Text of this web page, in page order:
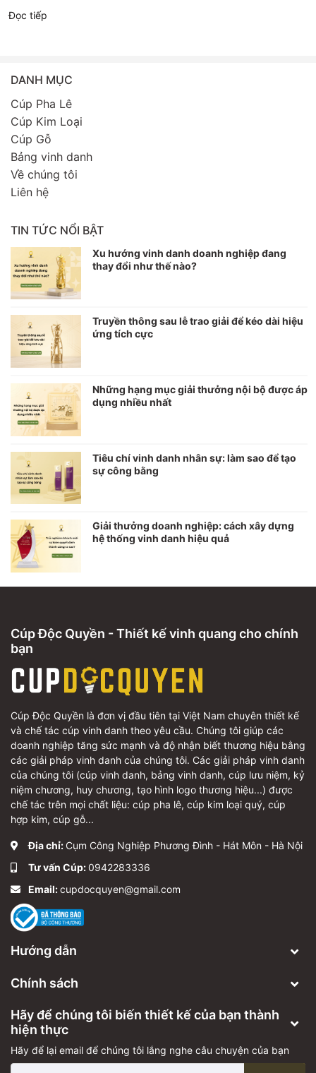
Đọc tiếp
DANH MỤC
Cúp Pha Lê
Cúp Kim Loại
Cúp Gỗ
Bảng vinh danh
Về chúng tôi
Liên hệ
TIN TỨC NỔI BẬT
Xu hướng vinh danh doanh nghiệp đang
thay đổi như thế nào?
Truyền thông sau lễ trao giải để kéo dài hiệu
ứng tích cực
Những hạng mục giải thưởng nội bộ được áp
dụng nhiều nhất
Tiêu chí vinh danh nhân sự: làm sao để tạo
sự công bằng
Giải thưởng doanh nghiệp: cách xây dựng
hệ thống vinh danh hiệu quả
Cúp Độc Quyền - Thiết kế vinh quang cho chính
bạn
Cúp Độc Quyền là đơn vị đầu tiên tại Việt Nam chuyên thiết kế
và chế tác cúp vinh danh theo yêu cầu. Chúng tôi giúp các
doanh nghiệp tăng sức mạnh và độ nhận biết thương hiệu bằng
các giải pháp vinh danh của chúng tôi. Các giải pháp vinh danh
của chúng tôi (cúp vinh danh, bảng vinh danh, cúp lưu niệm, kỷ
niệm chương, huy chương, tạo hình logo thương hiệu...) được
chế tác trên mọi chất liệu: cúp pha lê, cúp kim loại quý, cúp
hợp kim, cúp gỗ...
Địa chỉ: Cụm Công Nghiệp Phương Đình - Hát Môn - Hà Nội
Tư vấn Cúp:0942283336
Email:cupdocquyen@gmail.com
Hướng dẫn
Chính sách
Hãy để chúng tôi biến thiết kế của bạn thành
hiện thực
Hãy để lại email để chúng tôi lắng nghe câu chuyện của bạn